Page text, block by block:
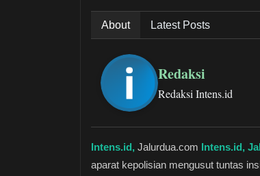
About Latest Posts
Redaksi
Redaksi Intens.id
Intens.id, Jalurdua.com Intens.id,
aparat kepolisian mengusut tuntas